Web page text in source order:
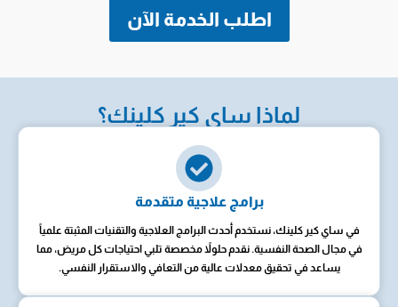
اطلب الخدمة الآن
لماذا ساي كير كلينك؟
برامج علاجية متقدمة
في ساي كير كلينك، نستخدم أحدث البرامج العلاجية والتقنيات المثبتة علمياً
في مجال الصحة النفسية. نقدم حلولاً مخصصة تلبي احتياجات كل مريض، مما
يساعد في تحقيق معدلات عالية من التعافي والاستقرار النفسي.